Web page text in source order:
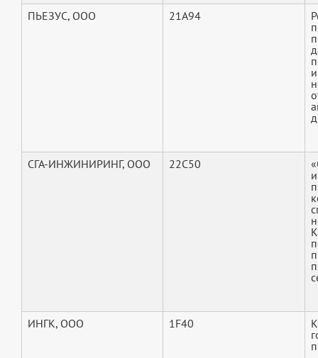
ПЬЕЗУС, ООО
21A94
СГА-ИНЖИНИРИНГ, ООО 22C50
ИНГК, ООО 1F40